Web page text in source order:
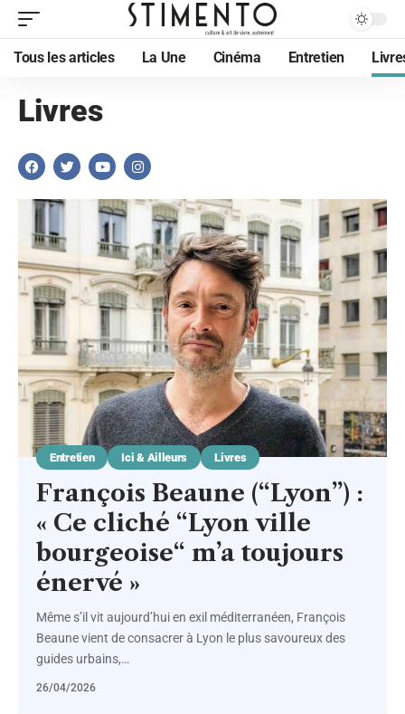
Tous les articles La Une Cinéma Entretien
Livres
Entretien Ici & Ailleurs Livres
François Beaune (“Lyon”) :
« Ce cliché “Lyon ville
bourgeoise“ m’a toujours
énervé »
Même s’il vit aujourd’hui en exil méditerranéen, François
Beaune vient de consacrer à Lyon le plus savoureux des
guides urbains,…
26/04/2026